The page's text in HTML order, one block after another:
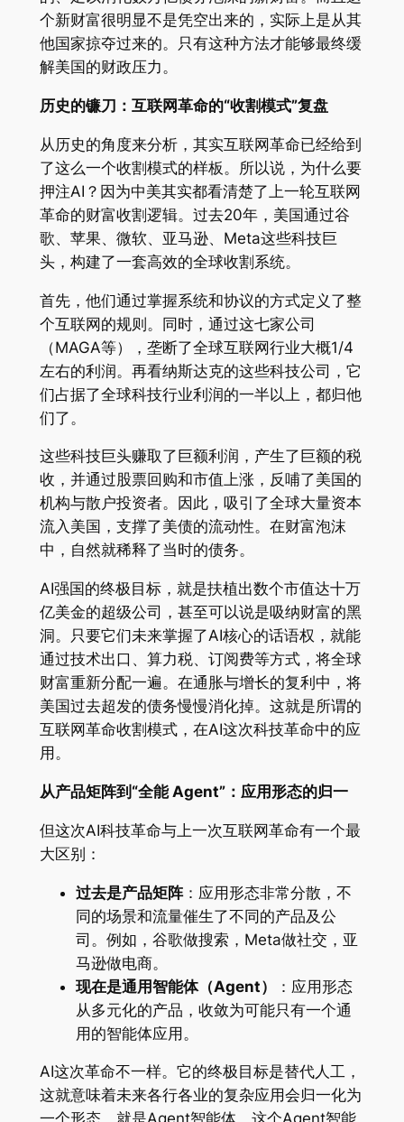
个新财富很明显不是凭空出来的，实际上是从其
他国家掠夺过来的。只有这种方法才能够最终缓
解美国的财政压力。
历史的镰刀：互联网革命的“收割模式”复盘
从历史的角度来分析，其实互联网革命已经给到
了这么一个收割模式的样板。所以说，为什么要
押注AI？因为中美其实都看清楚了上一轮互联网
革命的财富收割逻辑。过去20年，美国通过谷
歌、苹果、微软、亚马逊、Meta这些科技巨
头，构建了一套高效的全球收割系统。
首先，他们通过掌握系统和协议的方式定义了整
个互联网的规则。同时，通过这七家公司
（MAGA等），垄断了全球互联网行业大概1/4
左右的利润。再看纳斯达克的这些科技公司，它
们占据了全球科技行业利润的一半以上，都归他
们了。
这些科技巨头赚取了巨额利润，产生了巨额的税
收，并通过股票回购和市值上涨，反哺了美国的
机构与散户投资者。因此，吸引了全球大量资本
流入美国，支撑了美债的流动性。在财富泡沫
中，自然就稀释了当时的债务。
AI强国的终极目标，就是扶植出数个市值达十万
亿美金的超级公司，甚至可以说是吸纳财富的黑
洞。只要它们未来掌握了AI核心的话语权，就能
通过技术出口、算力税、订阅费等方式，将全球
财富重新分配一遍。在通胀与增长的复利中，将
美国过去超发的债务慢慢消化掉。这就是所谓的
互联网革命收割模式，在AI这次科技革命中的应
用。
从产品矩阵到“全能 Agent”：应用形态的归一
但这次AI科技革命与上一次互联网革命有一个最
大区别：
过去是产品矩阵：应用形态非常分散，不
同的场景和流量催生了不同的产品及公
司。例如，谷歌做搜索，Meta做社交，亚
马逊做电商。
现在是通用智能体（Agent）
：应用形态
从多元化的产品，收敛为可能只有一个通
用的智能体应用。
AI这次革命不一样。它的终极目标是替代人工，
这就意味着未来各行各业的复杂应用会归一化为